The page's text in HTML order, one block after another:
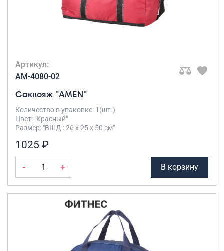
Артикул:
AM-4080-02
Саквояж "AMEN"
Количество в упаковке: 1(шт.)
Цвет: "Красный"
Размер: "ВШД : 26 х 25 х 50 см"
1025 ₽
- + В корзину